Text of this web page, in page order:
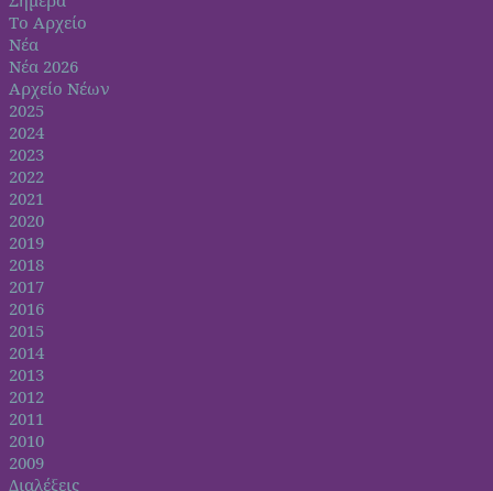
Το Αρχείο
Νέα
Νέα 2026
Αρχείο Νέων
2025
2024
2023
2022
2021
2020
2019
2018
2017
2016
2015
2014
2013
2012
2011
2010
2009
Διαλέξεις